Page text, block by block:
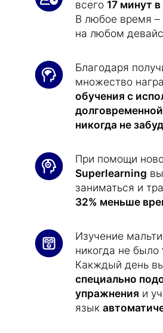
всего 17 минут
В любое время
на любом
Благодаря
множество
обучения с
никогда не
При помощи
Superlearning
заниматься и
32% меньше
Изучение
никогда не было
Какждый день
специально
упражнения и
язык